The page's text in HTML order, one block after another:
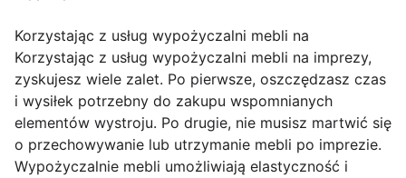
Korzystając z usług wypożyczalni mebli na
Korzystając z usług wypożyczalni mebli na imprezy,
zyskujesz wiele zalet. Po pierwsze, oszczędzasz czas
i wysiłek potrzebny do zakupu wspomnianych
elementów wystroju. Po drugie, nie musisz martwić się
o przechowywanie lub utrzymanie mebli po imprezie.
Wypożyczalnie mebli umożliwiają elastyczność i